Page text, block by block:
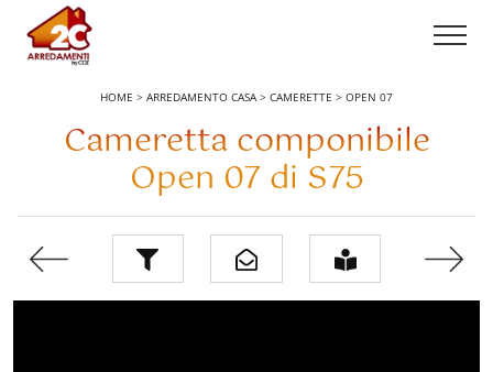
HOME > ARREDAMENTO CASA> CAMERETTE > OPEN 07
Cameretta componibile
Open 07 di S75